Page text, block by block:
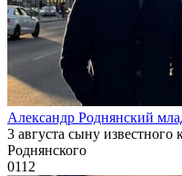
Александр Роднянский
3 августа сыну известного
Роднянского
0112